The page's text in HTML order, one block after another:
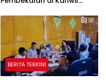
BERITA TERKINI